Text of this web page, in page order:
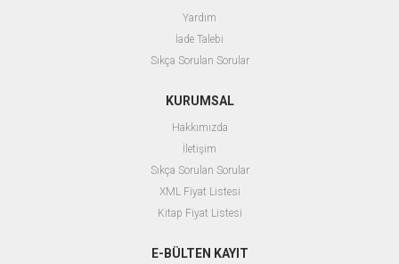
Yardım
İade Talebi
Sıkça Sorulan Sorular
KURUMSAL
Hakkımızda
İletişim
Sıkça Sorulan Sorular
XML Fiyat Listesi
Kitap Fiyat Listesi
E-BÜLTEN KAYIT